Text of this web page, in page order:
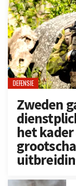
DEFENSIE
Zweden
het kader